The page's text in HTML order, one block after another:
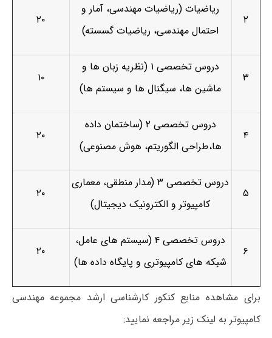
۲
ریاضیات (ریاضیات مهندسی، آمار و
احتمال مهندسی، ریاضیات گسسته)
۲۰
۳
دروس تخصصی ۱ (نظریه زبان ها و
ماشین ها، سیگنال ها و سیستم ها)
۱۰
۴
دروس تخصصی ۲ (ساختمان داده
ها،طراحی الگوریتم، هوش مصنوعی)
۲۰
۵
دروس تخصصی ۳ (مدار منطقی، معماری
کامپیوتر و الکترونیک دیجیتال)
۲۰
۶
دروس تخصصی ۴ (سیستم های عامل،
شبکه های کامپیوتری و پایگاه داده ها)
۲۰
برای مشاهده منابع کنکور کارشناسی ارشد مجموعه مهندسی
کامپیوتر به لینک زیر مراجعه نمایید: